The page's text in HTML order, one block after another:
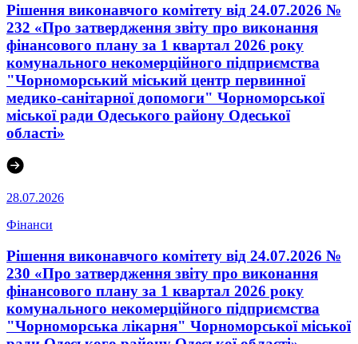
Рішення виконавчого комітету від 24.07.2026 №
232 «Про затвердження звіту про виконання
фінансового плану за 1 квартал 2026 року
комунального некомерційного підприємства
"Чорноморський міський центр первинної
медико-санітарної допомоги" Чорноморської
міської ради Одеського району Одеської
області»
28.07.2026
Фінанси
Рішення виконавчого комітету від 24.07.2026 №
230 «Про затвердження звіту про виконання
фінансового плану за 1 квартал 2026 року
комунального некомерційного підприємства
"Чорноморська лікарня" Чорноморської міської